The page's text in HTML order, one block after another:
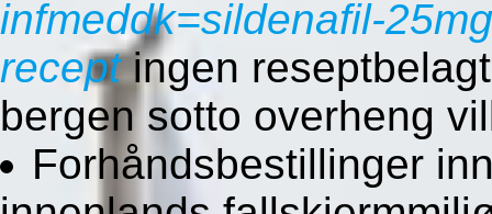
infmeddk=sildenafil-
receptingen
bergen sotto overheng
Forhåndsbestillinger